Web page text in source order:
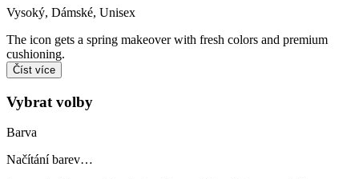
Vysoký, Dámské, Unisex
The icon gets a spring makeover with fresh colors and premium
cushioning.
Číst více
Vybrat volby
Barva
Načítání barev…